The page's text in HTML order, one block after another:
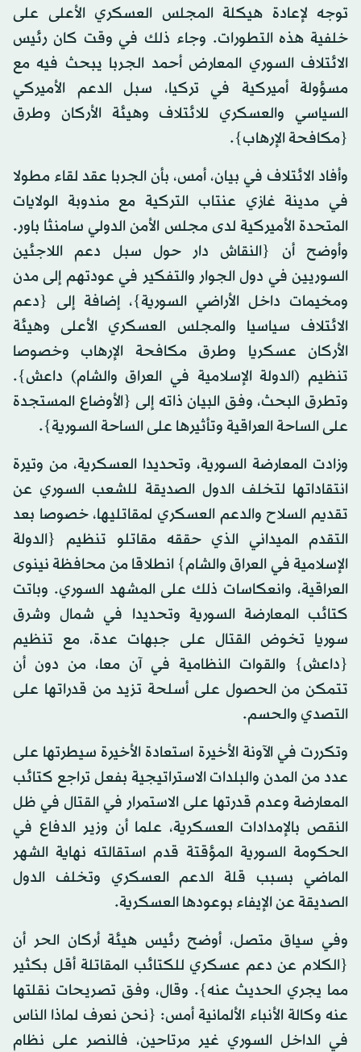
توجه لإعادة هيكلة المجلس العسكري الأعلى على
خلفية هذه التطورات. وجاء ذلك في وقت كان رئيس
الائتلاف السوري المعارض أحمد الجربا يبحث فيه مع
مسؤولة أميركية في تركيا، سبل الدعم الأميركي
السياسي والعسكري للائتلاف وهيئة الأركان وطرق
{مكافحة الإرهاب}.
وأفاد الائتلاف في بيان، أمس، بأن الجربا عقد لقاء مطولا
في مدينة غازي عنتاب التركية مع مندوبة الولايات
المتحدة الأميركية لدى مجلس الأمن الدولي سامنثا باور.
وأوضح أن {النقاش دار حول سبل دعم اللاجئين
السوريين في دول الجوار والتفكير في عودتهم إلى مدن
ومخيمات داخل الأراضي السورية}، إضافة إلى {دعم
الائتلاف سياسيا والمجلس العسكري الأعلى وهيئة
الأركان عسكريا وطرق مكافحة الإرهاب وخصوصا
تنظيم (الدولة الإسلامية في العراق والشام) داعش}.
وتطرق البحث، وفق البيان ذاته إلى {الأوضاع المستجدة
على الساحة العراقية وتأثيرها على الساحة السورية}.
وزادت المعارضة السورية، وتحديدا العسكرية، من وتيرة
انتقاداتها لتخلف الدول الصديقة للشعب السوري عن
تقديم السلاح والدعم العسكري لمقاتليها، خصوصا بعد
التقدم الميداني الذي حققه مقاتلو تنظيم {الدولة
الإسلامية في العراق والشام} انطلاقا من محافظة نينوى
العراقية، وانعكاسات ذلك على المشهد السوري. وباتت
كتائب المعارضة السورية وتحديدا في شمال وشرق
سوريا تخوض القتال على جبهات عدة، مع تنظيم
{داعش} والقوات النظامية في آن معا، من دون أن
تتمكن من الحصول على أسلحة تزيد من قدراتها على
التصدي والحسم.
وتكررت في الآونة الأخيرة استعادة الأخيرة سيطرتها على
عدد من المدن والبلدات الاستراتيجية بفعل تراجع كتائب
المعارضة وعدم قدرتها على الاستمرار في القتال في ظل
النقص بالإمدادات العسكرية، علما أن وزير الدفاع في
الحكومة السورية المؤقتة قدم استقالته نهاية الشهر
الماضي بسبب قلة الدعم العسكري وتخلف الدول
الصديقة عن الإيفاء بوعودها العسكرية.
وفي سياق متصل، أوضح رئيس هيئة أركان الحر أن
{الكلام عن دعم عسكري للكتائب المقاتلة أقل بكثير
مما يجري الحديث عنه}. وقال، وفق تصريحات نقلتها
عنه وكالة الأنباء الألمانية أمس: {نحن نعرف لماذا الناس
في الداخل السوري غير مرتاحين، فالنصر على نظام